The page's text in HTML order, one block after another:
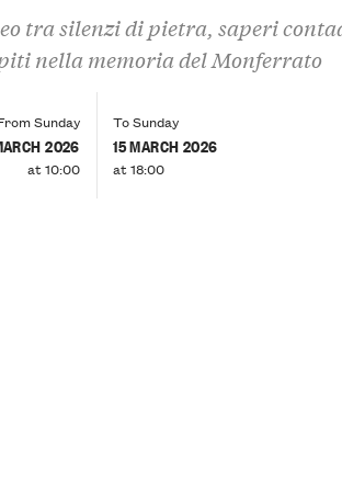
tra silenzi di pietra, saperi
nella memoria del Monferrato
Sunday
2026
at 10:00
To Sunday
15 MARCH 2026
at 18:00